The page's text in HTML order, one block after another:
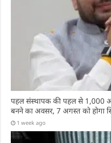
पहल संस्थापक की पहल से 1,000
बनने का अवसर, 7 अगस्त को होगा
1 week ago